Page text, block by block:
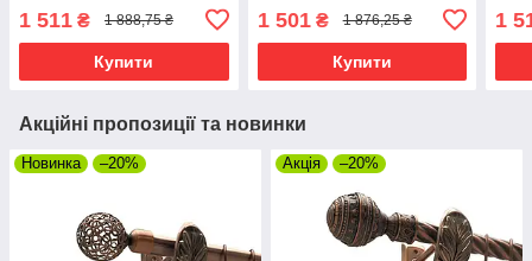
25\19 мм 300 см (00-
00011102)
1 511 ₴ 1 888,75 ₴
Купити
25\19 мм 300 см (00-
00010353)
1 501₴ 1 876,25 ₴
Купити
1
Акційні пропозиції та новинки
Новинка –20% Акція –20%